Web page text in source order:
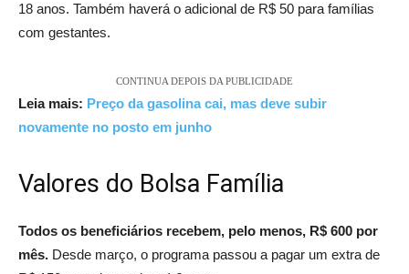
18 anos. Também haverá o adicional de R$ 50 para famílias
com gestantes.
CONTINUA DEPOIS DA PUBLICIDADE
Leia mais: Preço da gasolina cai, mas deve subir
novamente no posto em junho
Valores do Bolsa Família
Todos os beneficiários recebem, pelo menos, R$ 600 por
mês. Desde março, o programa passou a pagar um extra de